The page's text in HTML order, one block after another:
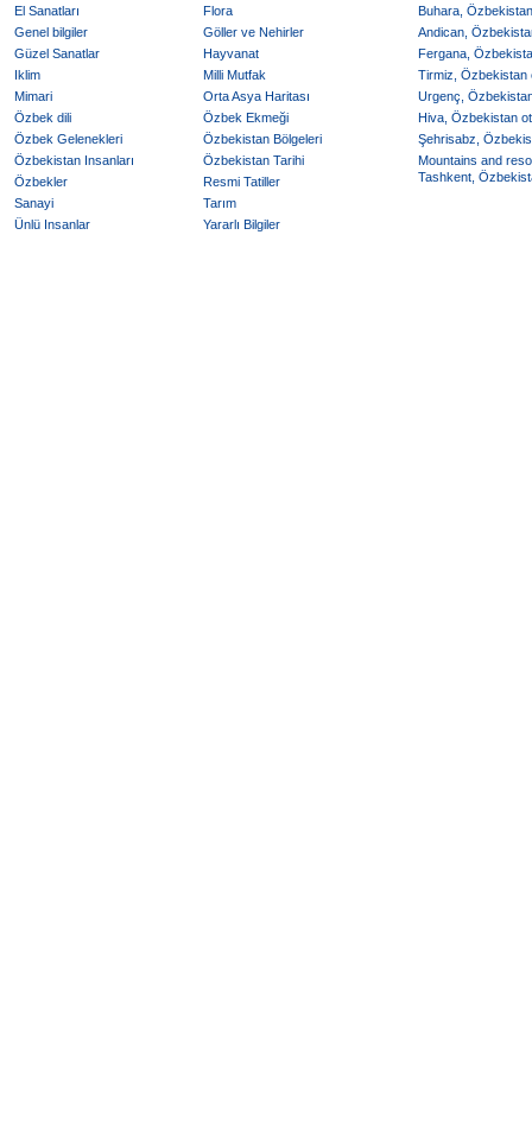
El Sanatları
Flora
Genel bilgiler
Göller ve Nehirler
Güzel Sanatlar
Hayvanat
Iklim
Milli Mutfak
Mimari
Orta Asya Haritası
Özbek dili
Özbek Ekmeği
Özbek Gelenekleri
Özbekistan Bölgeleri
Özbekistan Insanları
Özbekistan Tarihi
Özbekler
Resmi Tatiller
Sanayi
Tarım
Ünlü Insanlar
Yararlı Bilgiler
Buhara,
Andican,
Fergana,
Tirmiz, Özbekistan
Urgenç,
Hiva, Özbekistan
Şehrisabz,
Mountains and
Tashkent,